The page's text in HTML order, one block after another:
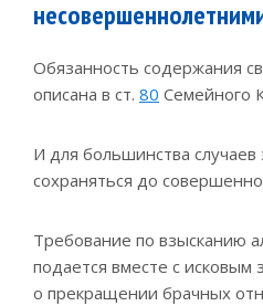
Обязанность содержания
описана в ст. 80 Семейного
И для большинства случаев
сохраняться до
Требование по взысканию
подается вместе с исковым
о прекращении брачных